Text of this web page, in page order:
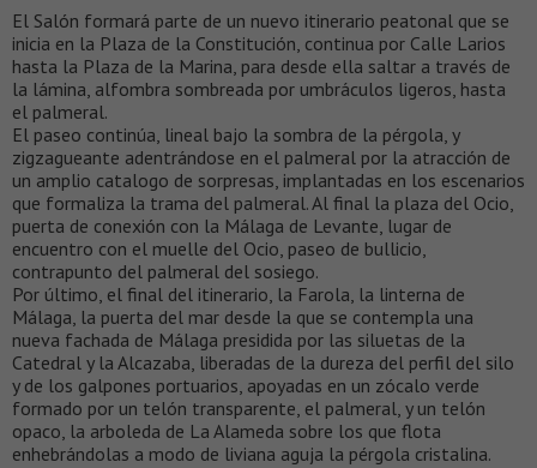
El Salón formará parte de un nuevo itinerario peatonal que se
inicia en la Plaza de la Constitución, continua por Calle Larios
hasta la Plaza de la Marina, para desde ella saltar a través de
la lámina, alfombra sombreada por umbráculos ligeros, hasta
el palmeral.
El paseo continúa, lineal bajo la sombra de la pérgola, y
zigzagueante adentrándose en el palmeral por la atracción de
un amplio catalogo de sorpresas, implantadas en los escenarios
que formaliza la trama del palmeral. Al final la plaza del Ocio,
puerta de conexión con la Málaga de Levante, lugar de
encuentro con el muelle del Ocio, paseo de bullicio,
contrapunto del palmeral del sosiego.
Por último, el final del itinerario, la Farola, la linterna de
Málaga, la puerta del mar desde la que se contempla una
nueva fachada de Málaga presidida por las siluetas de la
Catedral y la Alcazaba, liberadas de la dureza del perfil del silo
y de los galpones portuarios, apoyadas en un zócalo verde
formado por un telón transparente, el palmeral, y un telón
opaco, la arboleda de La Alameda sobre los que flota
enhebrándolas a modo de liviana aguja la pérgola cristalina.